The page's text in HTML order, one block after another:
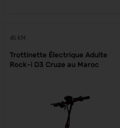
45 KM
Trottinette Électrique Adulte
Rock-i D3 Cruze au Maroc